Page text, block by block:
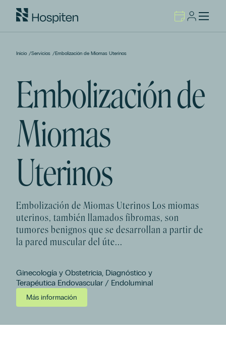
Inicio /Servicios /Embolización de Miomas Uterinos
Embolización de
Miomas
Uterinos
Embolización de Miomas Uterinos Los miomas
uterinos, también llamados fibromas, son
tumores benignos que se desarrollan a partir de
la pared muscular del úte...
Ginecología y Obstetricia, Diagnóstico y
Terapéutica Endovascular / Endoluminal
Más información